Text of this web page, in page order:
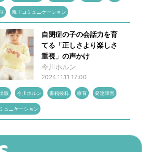
親子コミュニケーション
自閉症の子の会話力を育
てる「正しさより楽しさ
重視」の声かけ
今川ホルン
2024.11.11 17:00
版 今川ホルン 書籍抜粋 療育 発達障害
ュニケーション